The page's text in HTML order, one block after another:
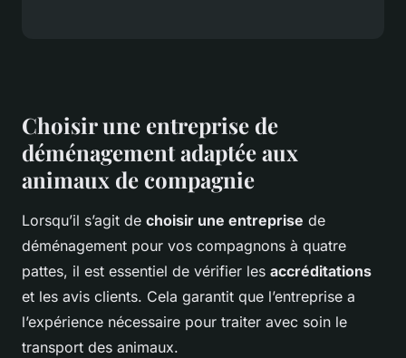
Choisir une entreprise de
déménagement adaptée aux
animaux de compagnie
Lorsqu’il s’agit de choisir une entreprise de
déménagement pour vos compagnons à quatre
pattes, il est essentiel de vérifier les accréditations
et les avis clients. Cela garantit que l’entreprise a
l’expérience nécessaire pour traiter avec soin le
transport des animaux.